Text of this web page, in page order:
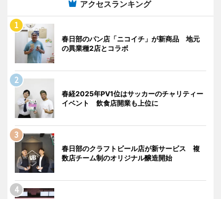
アクセスランキング
春日部のパン店「ニコイチ」が新商品 地元
の異業種2店とコラボ
春経2025年PV1位はサッカーのチャリティー
イベント 飲食店開業も上位に
春日部のクラフトビール店が新サービス 複
数店チーム制のオリジナル醸造開始